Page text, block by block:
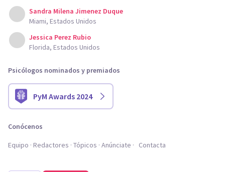
Sandra Milena Jimenez Duque
Miami, Estados Unidos
Jessica Perez Rubio
Florida, Estados Unidos
Psicólogos nominados y premiados
PyM Awards 2024
Conócenos
Equipo Redactores Tópicos Anúnciate Contacta